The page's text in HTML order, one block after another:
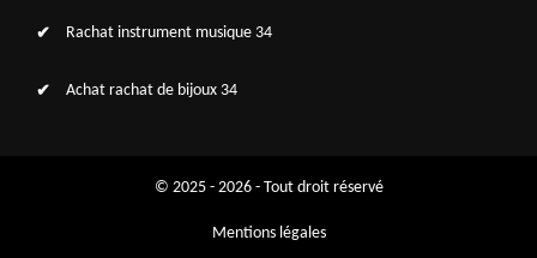
Rachat instrument musique 34
Achat rachat de bijoux 34
© 2025 - 2026 - Tout droit réservé
Mentions légales